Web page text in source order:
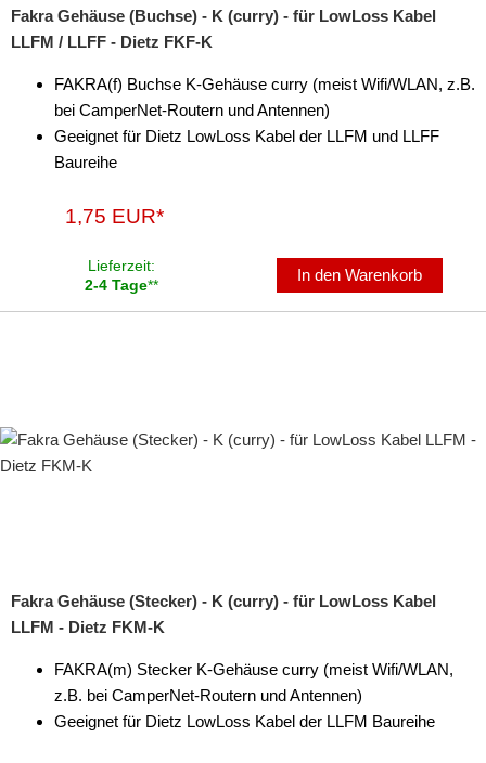
Fakra Gehäuse (Buchse) - K (curry) - für LowLoss Kabel
LLFM / LLFF - Dietz FKF-K
FAKRA(f) Buchse K-Gehäuse curry (meist Wifi/WLAN, z.B.
bei CamperNet-Routern und Antennen)
Geeignet für Dietz LowLoss Kabel der LLFM und LLFF
Baureihe
1,75 EUR*
Lieferzeit:
2-4 Tage**
In den Warenkorb
Fakra Gehäuse (Stecker) - K (curry) - für LowLoss Kabel
LLFM - Dietz FKM-K
FAKRA(m) Stecker K-Gehäuse curry (meist Wifi/WLAN,
z.B. bei CamperNet-Routern und Antennen)
Geeignet für Dietz LowLoss Kabel der LLFM Baureihe